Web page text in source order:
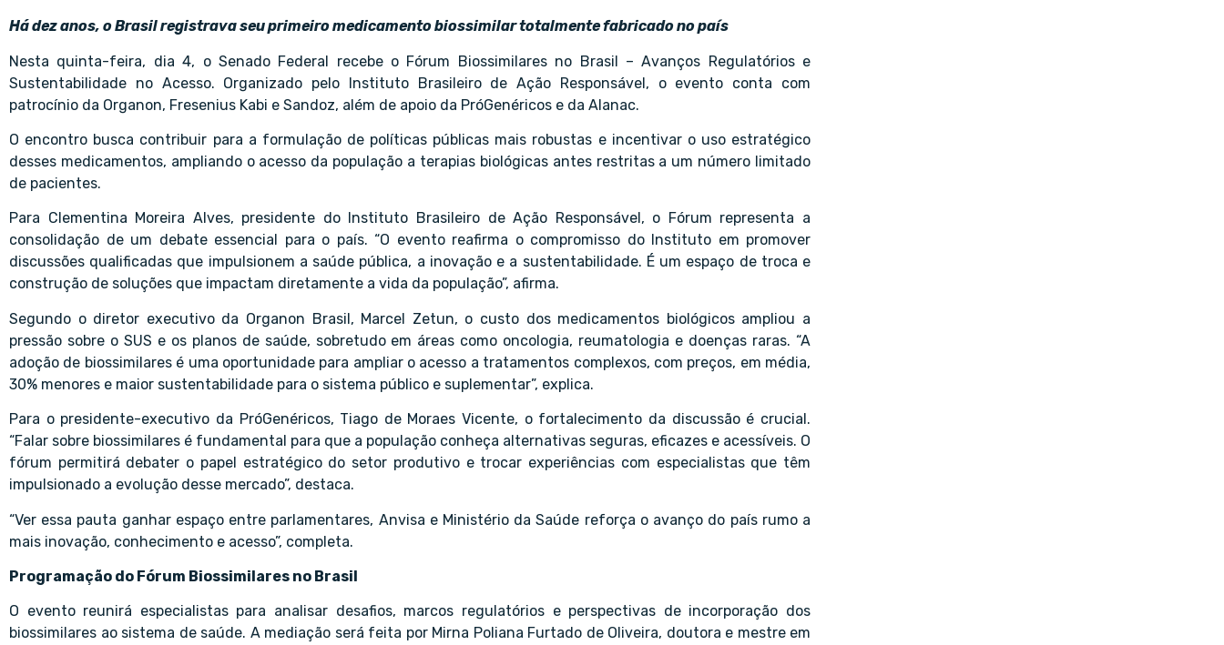
Há dez anos, o Brasil registrava seu primeiro medicamento biossimilar totalmente fabricado no país
Nesta quinta-feira, dia 4, o Senado Federal recebe o Fórum Biossimilares no Brasil – Avanços Regulatórios e
Sustentabilidade no Acesso. Organizado pelo Instituto Brasileiro de Ação Responsável, o evento conta com
patrocínio da Organon, Fresenius Kabi e Sandoz, além de apoio da PróGenéricos e da Alanac.
O encontro busca contribuir para a formulação de políticas públicas mais robustas e incentivar o uso estratégico
desses medicamentos, ampliando o acesso da população a terapias biológicas antes restritas a um número limitado
de pacientes.
Para Clementina Moreira Alves, presidente do Instituto Brasileiro de Ação Responsável, o Fórum representa a
consolidação de um debate essencial para o país. “O evento reafirma o compromisso do Instituto em promover
discussões qualificadas que impulsionem a saúde pública, a inovação e a sustentabilidade. É um espaço de troca e
construção de soluções que impactam diretamente a vida da população”, afirma.
Segundo o diretor executivo da Organon Brasil, Marcel Zetun, o custo dos medicamentos biológicos ampliou a
pressão sobre o SUS e os planos de saúde, sobretudo em áreas como oncologia, reumatologia e doenças raras. “A
adoção de biossimilares é uma oportunidade para ampliar o acesso a tratamentos complexos, com preços, em média,
30% menores e maior sustentabilidade para o sistema público e suplementar”, explica.
Para o presidente-executivo da PróGenéricos, Tiago de Moraes Vicente, o fortalecimento da discussão é crucial.
“Falar sobre biossimilares é fundamental para que a população conheça alternativas seguras, eficazes e acessíveis. O
fórum permitirá debater o papel estratégico do setor produtivo e trocar experiências com especialistas que têm
impulsionado a evolução desse mercado”, destaca.
“Ver essa pauta ganhar espaço entre parlamentares, Anvisa e Ministério da Saúde reforça o avanço do país rumo a
mais inovação, conhecimento e acesso”, completa.
Programação do Fórum Biossimilares no Brasil
O evento reunirá especialistas para analisar desafios, marcos regulatórios e perspectivas de incorporação dos
biossimilares ao sistema de saúde. A mediação será feita por Mirna Poliana Furtado de Oliveira, doutora e mestre em